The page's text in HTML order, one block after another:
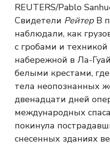
Свидетели Рейтер В
наблюдали, как
с гробами и
набережной в Ла-
белыми крестами,
тела неопознанных
двенадцати дней
международных
покинула
снесенных зданиях